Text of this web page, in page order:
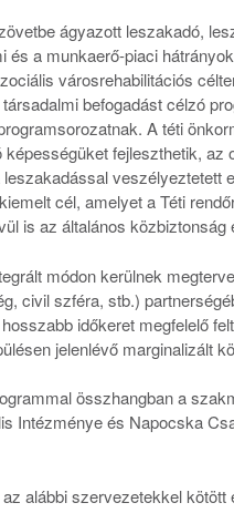
ágyazott leszakadó,
és a munkaerő-piaci
városrehabilitációs
befogadást célzó
A téti
fejleszthetik,
veszélyeztetett
cél, amelyet a Téti
is az általános
módon kerülnek
civil szféra, stb.)
időkeret megfelelő
jelenlévő marginalizált
összhangban a
Intézménye és Napocska
alábbi szervezetekkel kötött